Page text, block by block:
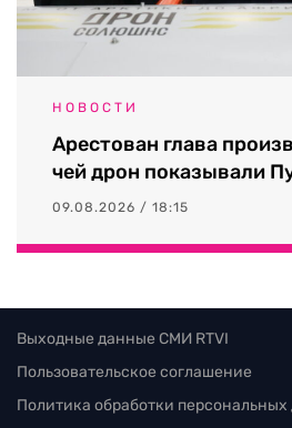
НОВОСТИ
Арестован глава
чей дрон показывали
09.08.2026 / 18:15
Выходные данные СМИ RTVI
Пользовательское соглашение
Политика обработки